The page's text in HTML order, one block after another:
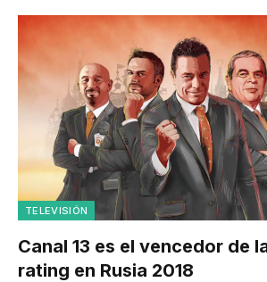
TELEVISIÓN
Canal 13 es el vencedor de
rating en Rusia 2018